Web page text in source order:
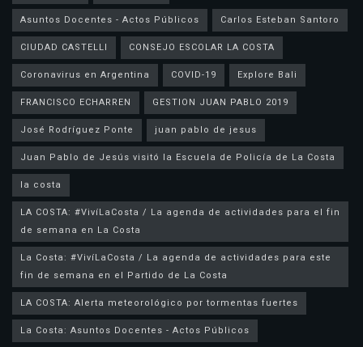
Asuntos Docentes - Actos Públicos
Carlos Esteban Santoro
CIUDAD CASTELLI
CONSEJO ESCOLAR LA COSTA
Coronavirus en Argentina
COVID-19
Explore Bali
FRANCISCO ECHARREN
GESTION JUAN PABLO 2019
José Rodríguez Ponte
juan pablo de jesus
la costa
LA COSTA: #VivíLaCosta / La agenda de actividades para el fin
de semana en La Costa
La Costa: #VivíLaCosta / La agenda de actividades para este
fin de semana en el Partido de La Costa
LA COSTA: Alerta meteorológico por tormentas fuertes
La Costa: Asuntos Docentes - Actos Públicos